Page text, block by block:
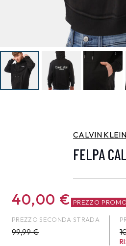
CALVIN KLEIN
FELPA
40,00 € PREZZO PROMO
PREZZO SECONDA STRADA
99,99€